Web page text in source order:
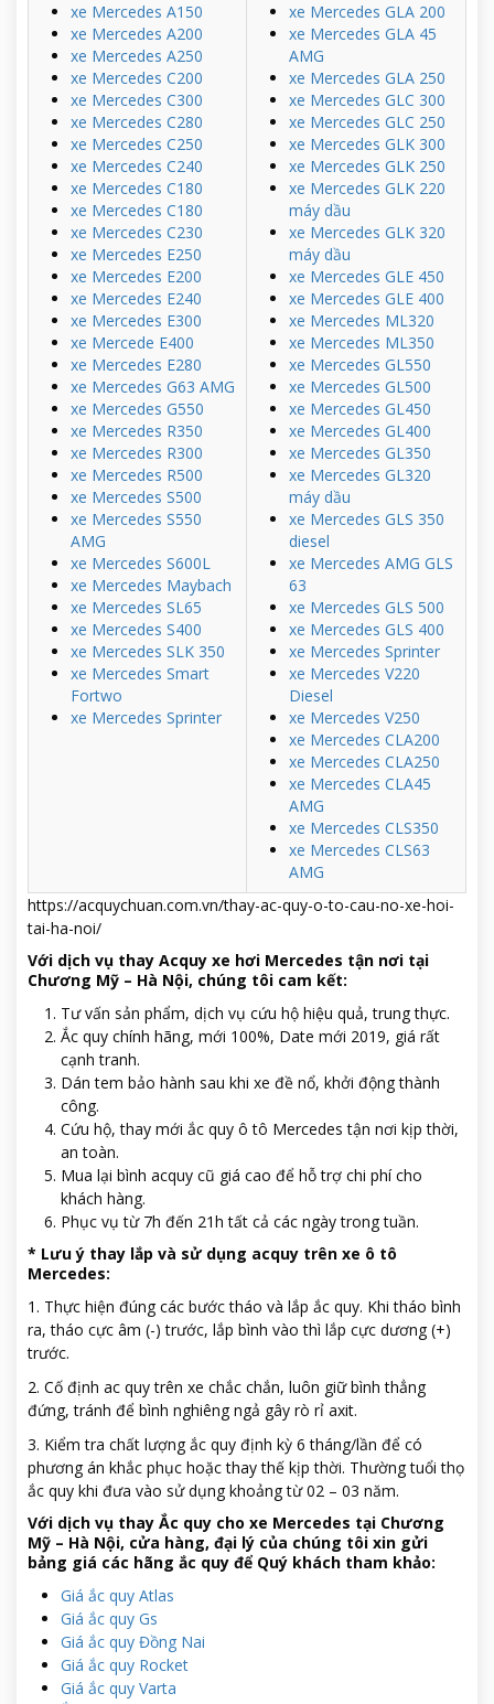
xe Mercedes A150
xe Mercedes A200
xe Mercedes A250
xe Mercedes C200
xe Mercedes C300
xe Mercedes C280
xe Mercedes C250
xe Mercedes C240
xe Mercedes C180
xe Mercedes C180
xe Mercedes C230
xe Mercedes E250
xe Mercedes E200
xe Mercedes E240
xe Mercedes E300
xe Mercede E400
xe Mercedes E280
xe Mercedes G63 AMG
xe Mercedes G550
xe Mercedes R350
xe Mercedes R300
xe Mercedes R500
xe Mercedes S500
xe Mercedes S550
AMG
xe Mercedes S600L
xe Mercedes Maybach
xe Mercedes SL65
xe Mercedes S400
xe Mercedes SLK 350
xe Mercedes Smart
Fortwo
xe Mercedes Sprinter
xe Mercedes GLA 200
xe Mercedes GLA 45
AMG
xe Mercedes GLA 250
xe Mercedes GLC 300
xe Mercedes GLC 250
xe Mercedes GLK 300
xe Mercedes GLK 250
xe Mercedes GLK 220
máy dầu
xe Mercedes GLK 320
máy dầu
xe Mercedes GLE 450
xe Mercedes GLE 400
xe Mercedes ML320
xe Mercedes ML350
xe Mercedes GL550
xe Mercedes GL500
xe Mercedes GL450
xe Mercedes GL400
xe Mercedes GL350
xe Mercedes GL320
máy dầu
xe Mercedes GLS 350
diesel
xe Mercedes AMG GLS
63
xe Mercedes GLS 500
xe Mercedes GLS 400
xe Mercedes Sprinter
xe Mercedes V220
Diesel
xe Mercedes V250
xe Mercedes CLA200
xe Mercedes CLA250
xe Mercedes CLA45
AMG
xe Mercedes CLS350
xe Mercedes CLS63
AMG
https://acquychuan.com.vn/thay-ac-quy-o-to-cau-no-xe-hoi-
tai-ha-noi/
Với dịch vụ thay Acquy xe hơi Mercedes tận nơi tại
Chương Mỹ – Hà Nội, chúng tôi cam kết:
Tư vấn sản phẩm, dịch vụ cứu hộ hiệu quả, trung thực.
Ắc quy chính hãng, mới 100%, Date mới 2019, giá rất
cạnh tranh.
Dán tem bảo hành sau khi xe đề nổ, khởi động thành
công.
Cứu hộ, thay mới ắc quy ô tô Mercedes tận nơi kịp thời,
an toàn.
Mua lại bình acquy cũ giá cao để hỗ trợ chi phí cho
khách hàng.
Phục vụ từ 7h đến 21h tất cả các ngày trong tuần.
* Lưu ý thay lắp và sử dụng acquy trên xe ô tô
Mercedes:
1. Thực hiện đúng các bước tháo và lắp ắc quy. Khi tháo bình
ra, tháo cực âm (-) trước, lắp bình vào thì lắp cực dương (+)
trước.
2. Cố định ac quy trên xe chắc chắn, luôn giữ bình thẳng
đứng, tránh để bình nghiêng ngả gây rò rỉ axit.
3. Kiểm tra chất lượng ắc quy định kỳ 6 tháng/lần để có
phương án khắc phục hoặc thay thế kịp thời. Thường tuổi thọ
ắc quy khi đưa vào sử dụng khoảng từ 02 – 03 năm.
Với dịch vụ thay Ắc quy cho xe Mercedes tại Chương
Mỹ – Hà Nội, cửa hàng, đại lý của chúng tôi xin gửi
bảng giá các hãng ắc quy để Quý khách tham khảo:
Giá ắc quy Atlas
Giá ắc quy Gs
Giá ắc quy Đồng Nai
Giá ắc quy Rocket
Giá ắc quy Varta